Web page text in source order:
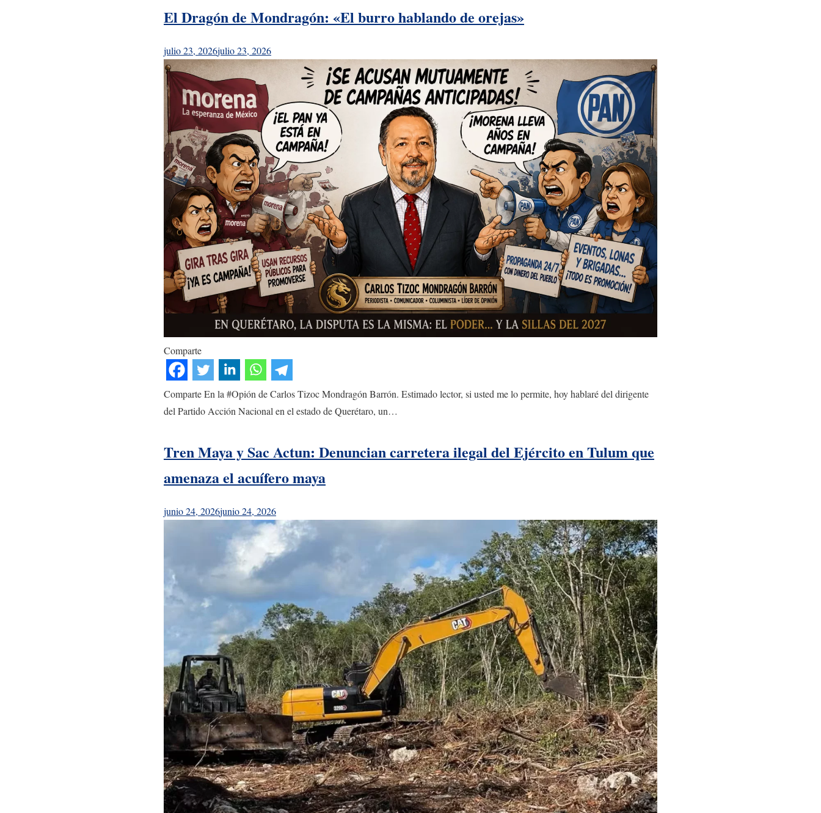
El Dragón de Mondragón: «El burro hablando de orejas»
julio 23, 2026julio 23, 2026
Comparte
Comparte En la #Opión de Carlos Tizoc Mondragón Barrón. Estimado lector, si usted me lo permite, hoy hablaré del dirigente
del Partido Acción Nacional en el estado de Querétaro, un…
Tren Maya y Sac Actun: Denuncian carretera ilegal del Ejército en Tulum que
amenaza el acuífero maya
junio 24, 2026junio 24, 2026